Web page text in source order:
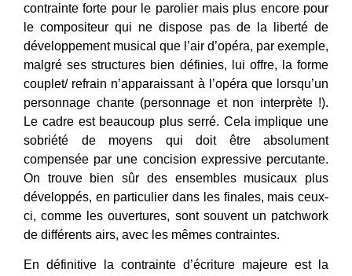
contrainte forte pour le parolier mais plus encore pour
le compositeur qui ne dispose pas de la liberté de
développement musical que l’air d’opéra, par exemple,
malgré ses structures bien définies, lui offre, la forme
couplet/ refrain n’apparaissant à l’opéra que lorsqu’un
personnage chante (personnage et non interprète !).
Le cadre est beaucoup plus serré. Cela implique une
sobriété de moyens qui doit être absolument
compensée par une concision expressive percutante.
On trouve bien sûr des ensembles musicaux plus
développés, en particulier dans les finales, mais ceux-
ci, comme les ouvertures, sont souvent un patchwork
de différents airs, avec les mêmes contraintes.
En définitive la contrainte d’écriture majeure est la